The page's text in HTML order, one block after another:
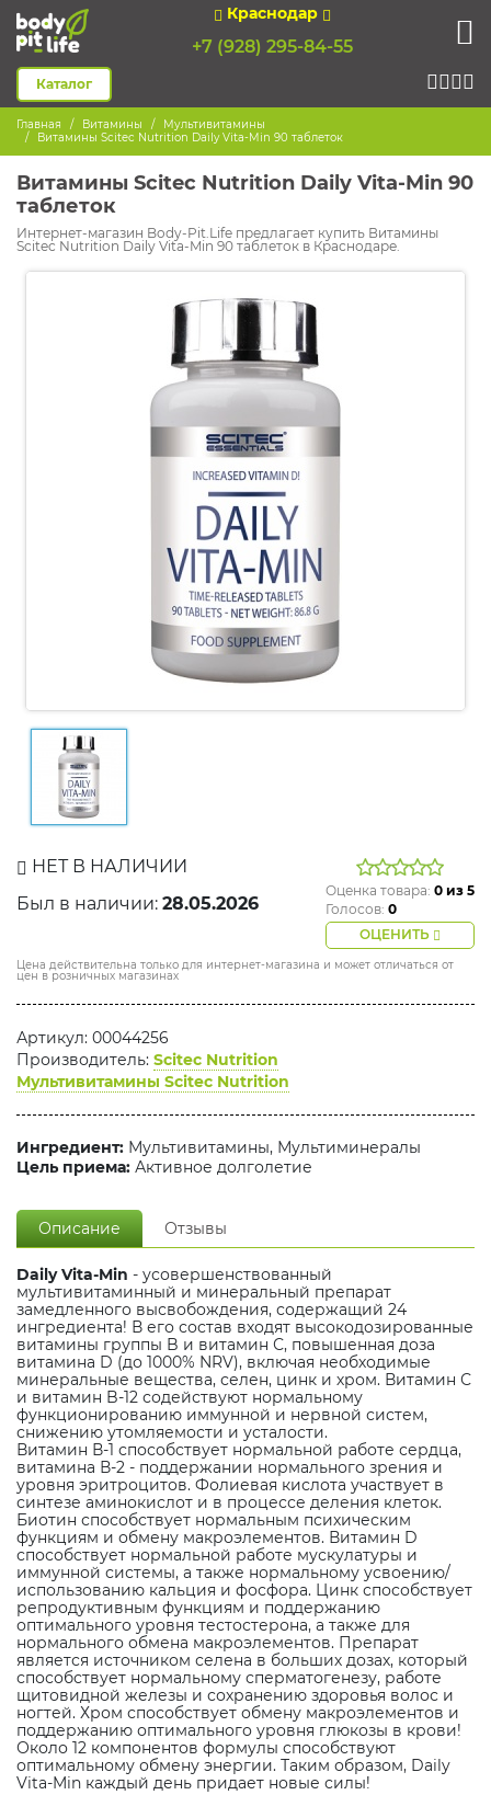
Краснодар
+7 (928) 295-84-55
Каталог
Главная Витамины
Мультивитамины
Витамины Scitec Nutrition Daily Vita-Min 90 таблеток
Витамины Scitec Nutrition Daily Vita-Min 90
таблеток
Интернет-магазин Body-Pit.Life предлагает купить Витамины
Scitec Nutrition Daily Vita-Min 90 таблеток в Краснодаре.
НЕТ В НАЛИЧИИ
Был в наличии: 28.05.2026
Оценка товара: 0 из 5
Голосов: 0
ОЦЕНИТЬ
Цена действительна только для интернет-магазина и может отличаться от
цен в розничных магазинах
Артикул: 00044256
Производитель: Scitec Nutrition
Мультивитамины Scitec Nutrition
Ингредиент: Мультивитамины, Мультиминералы
Цель приема: Активное долголетие
Описание Отзывы
Daily Vita-Min - усовершенствованный
мультивитаминный и минеральный препарат
замедленного высвобождения, содержащий 24
ингредиента! В его состав входят высокодозированные
витамины группы B и витамин С, повышенная доза
витамина D (до 1000% NRV), включая необходимые
минеральные вещества, селен, цинк и хром. Витамин С
и витамин B-12 содействуют нормальному
функционированию иммунной и нервной систем,
снижению утомляемости и усталости.
Витамин В-1 способствует нормальной работе сердца,
витамина В-2 - поддержании нормального зрения и
уровня эритроцитов. Фолиевая кислота участвует в
синтезе аминокислот и в процессе деления клеток.
Биотин способствует нормальным психическим
функциям и обмену макроэлементов. Витамин D
способствует нормальной работе мускулатуры и
иммунной системы, а также нормальному усвоению/
использованию кальция и фосфора. Цинк способствует
репродуктивным функциям и поддержанию
оптимального уровня тестостерона, а также для
нормального обмена макроэлементов. Препарат
является источником селена в больших дозах, который
способствует нормальному сперматогенезу, работе
щитовидной железы и сохранению здоровья волос и
ногтей. Хром способствует обмену макроэлементов и
поддержанию оптимального уровня глюкозы в крови!
Около 12 компонентов формулы способствуют
оптимальному обмену энергии. Таким образом, Daily
Vita-Min каждый день придает новые силы!